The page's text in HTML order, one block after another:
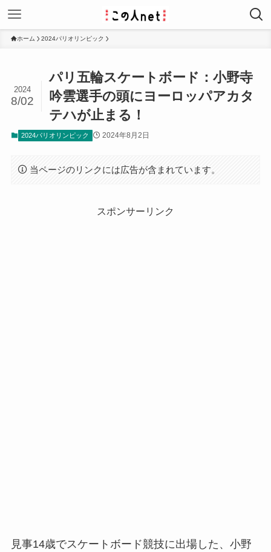
ホーム 2024パリオリンピック
パリ五輪スケートボード：小野寺
吟雲選手の頭にヨーロッパアカタ
テハが止まる！
2024
8/02
2024パリオリンピック 2024年8月2日
当ページのリンクには広告が含まれています。
スポンサーリンク
見事14歳でスケートボード競技に出場した、小野